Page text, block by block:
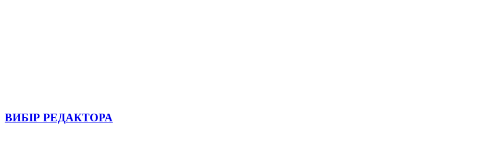
ВИБІР РЕДАКТОРА